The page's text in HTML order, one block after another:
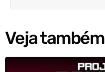
Veja também